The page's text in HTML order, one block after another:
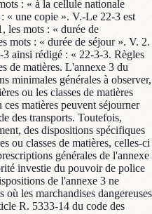
: « à la cellule nationale
« une copie ». V.-Le 22-3 est
les mots : « durée de
mots : « durée de séjour ». V. 2.
ainsi rédigé : « 22-3-3. Règles
de matières. L'annexe 3 du
minimales générales à observer,
ou les classes de matières
ces matières peuvent séjourner
des transports. Toutefois,
des dispositions spécifiques
ou classes de matières, celles-ci
générales de l'annexe
investie du pouvoir de police
de l'annexe 3 ne
où les marchandises dangereuses
R. 5333-14 du code des